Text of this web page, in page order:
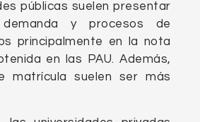
públicas suelen presentar
y procesos de
principalmente en la nota
en las PAU. Además,
matrícula suelen ser más